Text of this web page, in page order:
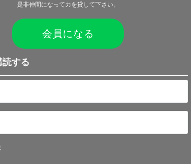
是非仲間になって力を貸して下さい。
会員になる
する